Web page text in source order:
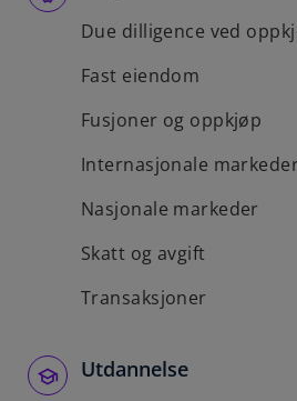
Due dilligence ved
Fast eiendom
Fusjoner og oppkjøp
Internasjonale markeder
Nasjonale markeder
Skatt og avgift
Transaksjoner
Utdannelse